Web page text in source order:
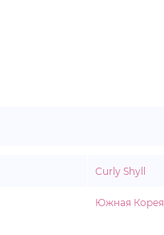
Curly Shyll
Южная Корея